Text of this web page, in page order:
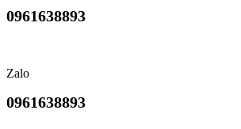
0961638893
Zalo
0961638893